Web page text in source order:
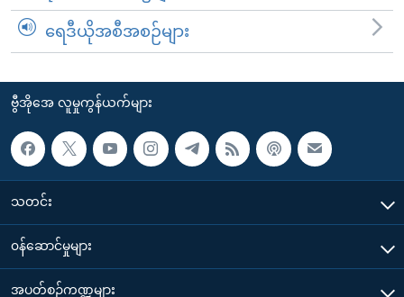
ရေဒီယိုအစီအစဉ်များ
ဗွီအိုအေ လူမှုကွန်ယက်များ
သတင်း
၀န်ဆောင်မှုများ
အပတ်စဉ်ကဏ္ဍများ